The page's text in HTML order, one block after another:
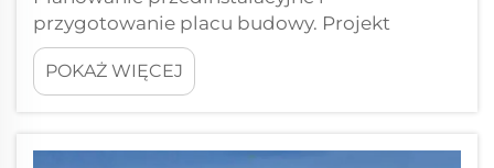
przygotowanie placu budowy. Projekt
fundamentu i jego kompatybilność z
systemami prefabrykowanych konstrukcji
stalowych. Przygotowanie się przed
sprawdzenie, czy fundament będzie
POKAŻ WIĘCEJ